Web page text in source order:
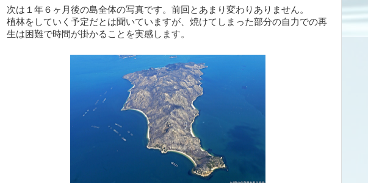
次は１年６ヶ月後の島全体の写真です。前回とあまり変わりありません。
植林をしていく予定だとは聞いていますが、焼けてしまった部分の自力での再
生は困難で時間が掛かることを実感します。